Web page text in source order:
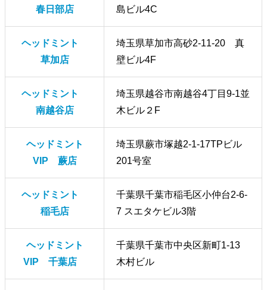
春日部店
島ビル4C
ヘッドミント
草加店
埼玉県草加市高砂2-11-20 真
壁ビル4F
ヘッドミント
南越谷店
埼玉県越谷市南越谷4丁目9-1並
木ビル２F
ヘッドミント
VIP 蕨店
埼玉県蕨市塚越2-1-17TPビル
201号室
ヘッドミント
稲毛店
千葉県千葉市稲毛区小仲台2-6-
7 スエタケビル3階
ヘッドミント
VIP 千葉店
千葉県千葉市中央区新町1-13
木村ビル